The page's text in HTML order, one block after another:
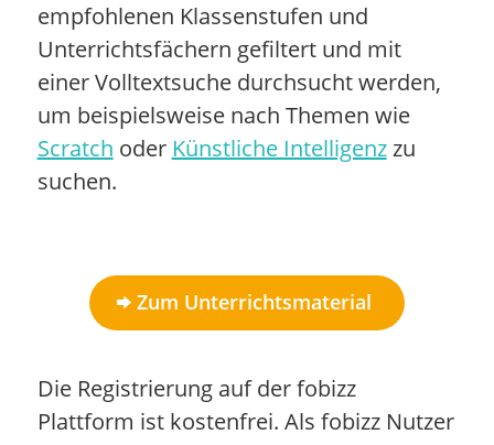
empfohlenen Klassenstufen und
Unterrichtsfächern gefiltert und mit
einer Volltextsuche durchsucht werden,
um beispielsweise nach Themen wie
Scratch oder Künstliche Intelligenzzu
suchen.
Zum Unterrichtsmaterial
Die Registrierung auf der fobizz
Plattform ist kostenfrei. Als fobizz Nutzer